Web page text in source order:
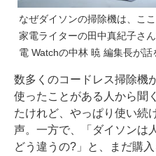
なぜダイソンの掃除機は、こ
家電ライターの田中真紀子さ
電 Watchの中林 暁 編集長が話
数多くのコードレス掃除機
使ったことがある人から聞
たけれど、やっぱり使い続
声。一方で、「ダイソンは
どう違うの?」と、まだ購